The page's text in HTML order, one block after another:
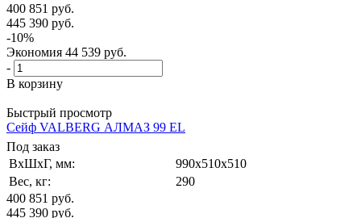
400 851 руб.
445 390 руб.
-10%
Экономия 44 539 руб.
-
В корзину
Быстрый просмотр
Сейф VALBERG АЛМАЗ 99 EL
Под заказ
ВxШxГ, мм:
990x510x510
Вес, кг:
290
400 851 руб.
445 390 руб.